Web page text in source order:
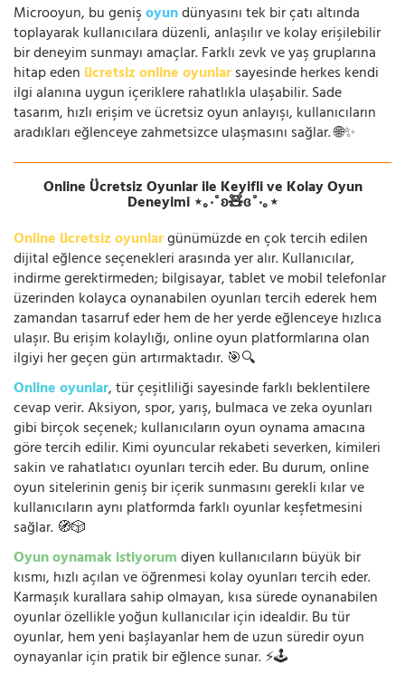
Microoyun, bu genişoyundünyasını tek bir çatı altında
toplayarak kullanıcılara düzenli, anlaşılır ve kolay erişilebilir
bir deneyim sunmayı amaçlar. Farklı zevk ve yaş gruplarına
hitap eden ücretsiz online oyunlarsayesinde herkes kendi
ilgi alanına uygun içeriklere rahatlıkla ulaşabilir. Sade
tasarım, hızlı erişim ve ücretsiz oyun anlayışı, kullanıcıların
aradıkları eğlenceye zahmetsizce ulaşmasını sağlar. 🌐✨
Online Ücretsiz Oyunlar ile Keyifli ve Kolay Oyun
Deneyimi ⋆｡‧˚ʚ🧸ɞ˚‧｡⋆
Online ücretsiz oyunlargünümüzde en çok tercih edilen
dijital eğlence seçenekleri arasında yer alır. Kullanıcılar,
indirme gerektirmeden; bilgisayar, tablet ve mobil telefonlar
üzerinden kolayca oynanabilen oyunları tercih ederek hem
zamandan tasarruf eder hem de her yerde eğlenceye hızlıca
ulaşır. Bu erişim kolaylığı, online oyun platformlarına olan
ilgiyi her geçen gün artırmaktadır. 🎯🔍
Online oyunlar, tür çeşitliliği sayesinde farklı beklentilere
cevap verir. Aksiyon, spor, yarış, bulmaca ve zeka oyunları
gibi birçok seçenek; kullanıcıların oyun oynama amacına
göre tercih edilir. Kimi oyuncular rekabeti severken, kimileri
sakin ve rahatlatıcı oyunları tercih eder. Bu durum, online
oyun sitelerinin geniş bir içerik sunmasını gerekli kılar ve
kullanıcıların aynı platformda farklı oyunlar keşfetmesini
sağlar. 🧭🎲
Oyun oynamak istiyorumdiyen kullanıcıların büyük bir
kısmı, hızlı açılan ve öğrenmesi kolay oyunları tercih eder.
Karmaşık kurallara sahip olmayan, kısa sürede oynanabilen
oyunlar özellikle yoğun kullanıcılar için idealdir. Bu tür
oyunlar, hem yeni başlayanlar hem de uzun süredir oyun
oynayanlar için pratik bir eğlence sunar. ⚡🕹️